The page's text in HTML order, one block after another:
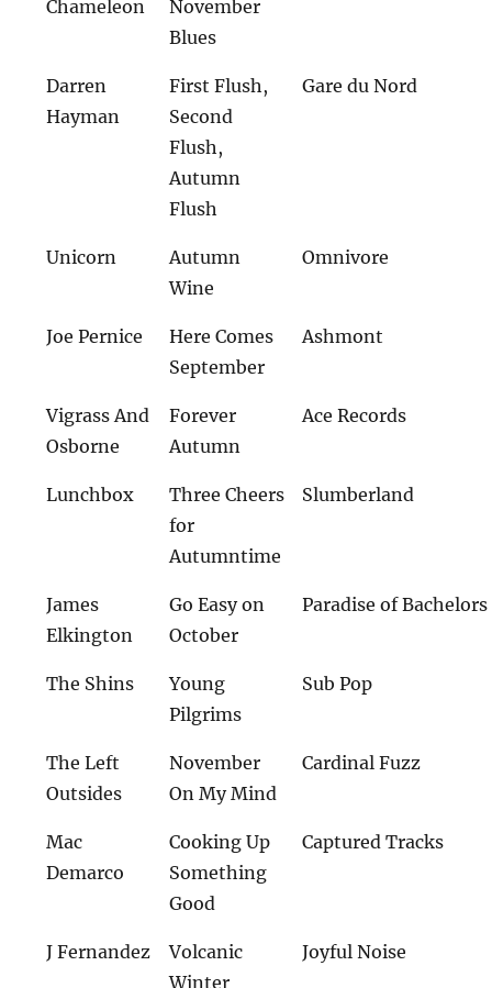
Chameleon
November
Blues
Darren
Hayman
First Flush,
Second
Flush,
Autumn
Flush
Gare du Nord
Unicorn
Autumn
Wine
Omnivore
Joe Pernice
Here Comes
September
Ashmont
Vigrass And
Osborne
Forever
Autumn
Ace Records
Lunchbox
Three Cheers
for
Autumntime
Slumberland
James
Elkington
Go Easy on
October
Paradise of Bachelors
The Shins
Young
Pilgrims
Sub Pop
The Left
Outsides
November
On My Mind
Cardinal Fuzz
Mac
Demarco
Cooking Up
Something
Good
Captured Tracks
J Fernandez
Volcanic
Winter
Joyful Noise